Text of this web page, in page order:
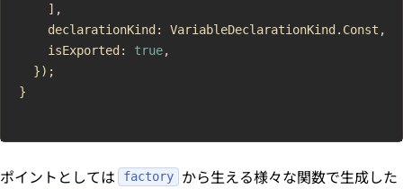
    ],
    declarationKind: VariableDeclarationKind.Const,
    isExported:
true,
  });
}
ポイントとしては factory
から生える様々な関数で生成した